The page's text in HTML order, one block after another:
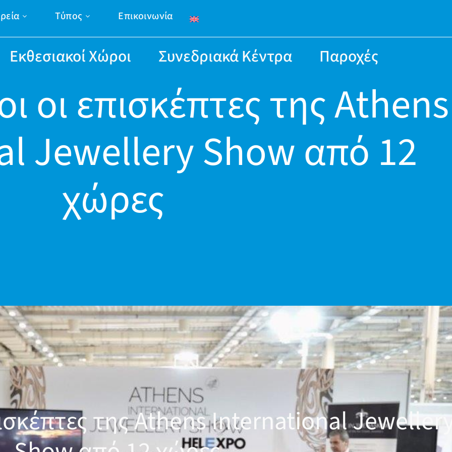
Τύπος Επικοινωνία
Εκθεσιακοί Χώροι Συνεδριακά Κέντρα Παροχές
οι επισκέπτες της Athens
Jewellery Show από 12
χώρες
της Athens International